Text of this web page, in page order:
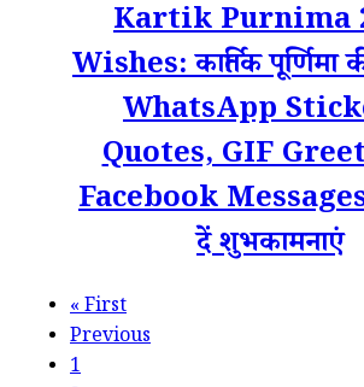
Kartik Purnima
Wishes: कार्तिक पूर्णिमा
WhatsApp
Quotes, GIF
Facebook
दें शुभकामनाएं
«First
Previous
1